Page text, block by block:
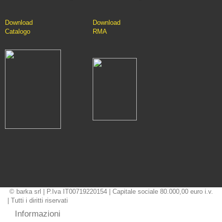
Download
Catalogo
Download
RMA
© barka srl | P.Iva IT00719220154 | Capitale sociale 80.000,00 euro i.v.
| Tutti i diritti riservati
Informazioni